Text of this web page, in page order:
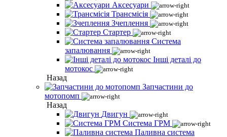
Аксесуари
Трансмісія
Зчеплення
Стартер
Система
запалювання
Інші деталі до
мотокос
Назад
Запчастини до
мотопомп
Назад
Двигун
Система ГРМ
Паливна система